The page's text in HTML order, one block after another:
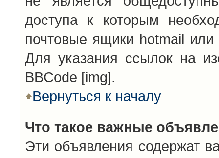
доступа к которым
почтовые ящики hotmail
Для указания ссылок на
BBCode [img].
Вернуться к началу
Что такое важные
Эти объявления содержат